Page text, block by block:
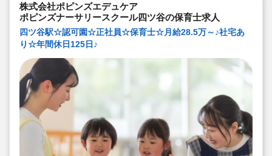
株式会社ポピンズエデュケア
ポピンズナーサリースクール四ツ谷の保育士求人
四ツ谷駅☆認可園☆正社員☆保育士☆月給28.5万～♪社宅あ
り☆年間休日125日♪